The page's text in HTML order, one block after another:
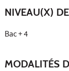
NIVEAU(X)
Bac + 4
MODALITÉS